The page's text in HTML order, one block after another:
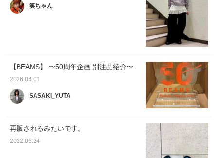
笑ちゃん
【BEAMS】 〜50周年企画 別注品紹介〜
2026.04.01
SASAKI_YUTA
再販されるみたいです。
2022.06.24